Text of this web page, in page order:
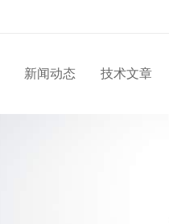
新闻动态 技术文章